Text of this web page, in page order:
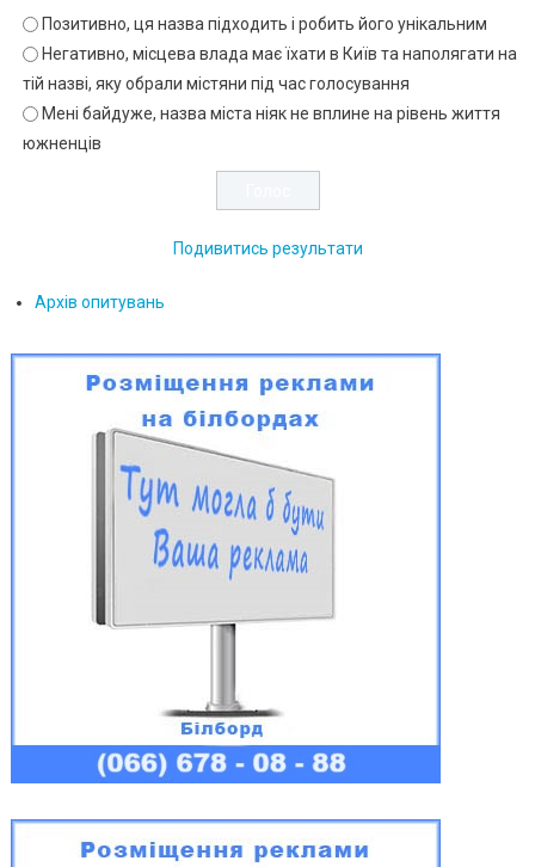
Позитивно, ця назва підходить і робить його унікальним
Негативно, місцева влада має їхати в Київ та наполягати на
тій назві, яку обрали містяни під час голосування
Мені байдуже, назва міста ніяк не вплине на рівень життя
южненців
Подивитись результати
Архів опитувань